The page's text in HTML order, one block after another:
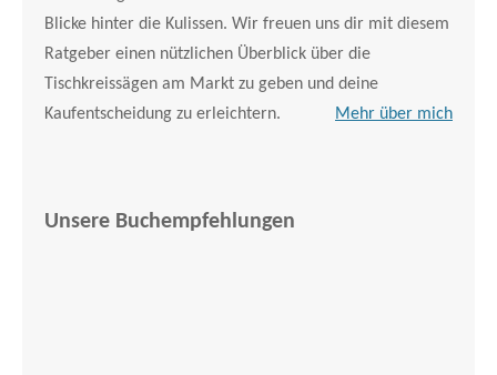
Blicke hinter die Kulissen. Wir freuen uns dir mit diesem
Ratgeber einen nützlichen Überblick über die
Tischkreissägen am Markt zu geben und deine
Kaufentscheidung zu erleichtern.
Mehr über mich
Unsere Buchempfehlungen